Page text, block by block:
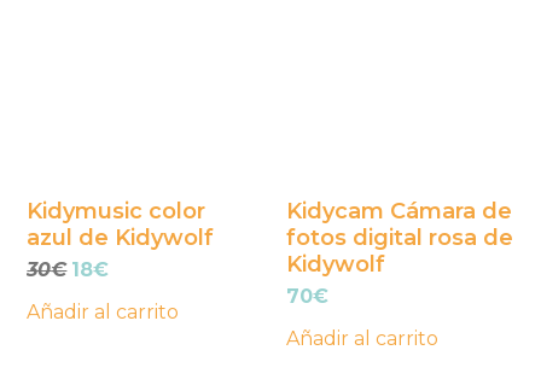
Kidymusic color
azul de Kidywolf
30€ El
original
18€
actual
Añadir al carrito
Kidycam Cámara de
fotos digital rosa de
Kidywolf
70€
Añadir al carrito